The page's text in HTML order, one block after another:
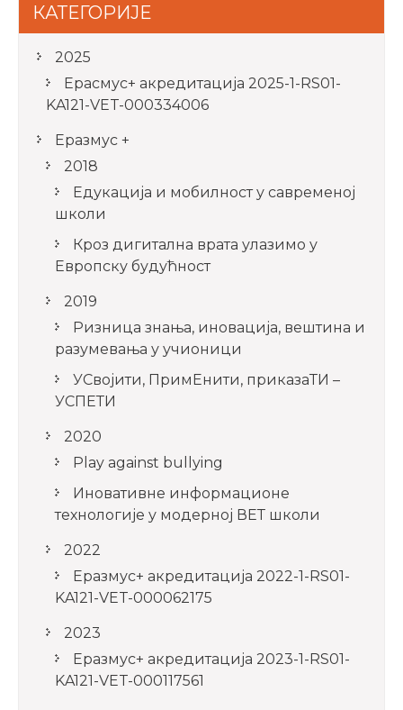
КАТЕГОРИЈЕ
2025
Ерасмус+ акредитацијa 2025-1-RS01-
KA121-VET-000334006
Еразмус +
2018
Едукација и мобилност у савременој
школи
Кроз дигитална врата улазимо у
Европску будућност
2019
Ризница знања, иновација, вештина и
разумевања у учионици
УСвојити, ПримЕнити, приказаТИ –
УСПЕТИ
2020
Play against bullying
Иновативне информационе
технологије у модерној ВЕТ школи
2022
Еразмус+ акредитација 2022-1-RS01-
KA121-VET-000062175
2023
Еразмус+ акредитација 2023-1-RS01-
KA121-VET-000117561